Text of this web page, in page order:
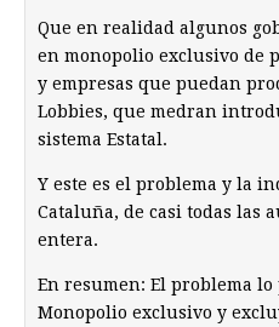
Que en realidad algunos
en monopolio exclusivo de
y empresas que puedan
Lobbies, que medran
sistema Estatal.
Y este es el problema y la
Cataluña, de casi todas las
entera.
En resumen: El problema
Monopolio exclusivo y